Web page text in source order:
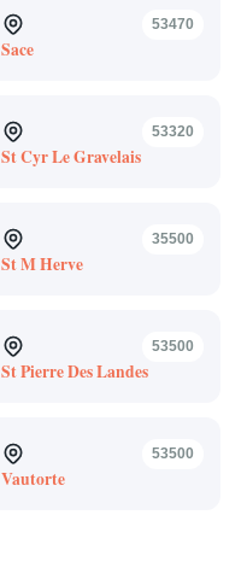
53470
Sace
53320
St Cyr Le Gravelais
35500
St M Herve
53500
St Pierre Des Landes
53500
Vautorte